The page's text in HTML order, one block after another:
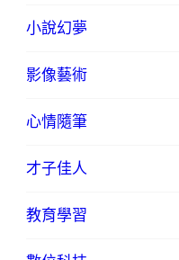
小說幻夢
影像藝術
心情隨筆
才子佳人
教育學習